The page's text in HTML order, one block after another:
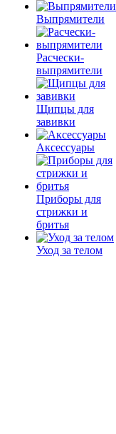
Выпрямители
Расчески-
выпрямители
Щипцы для
завивки
Аксессуары
Приборы для
стрижки и
бритья
Уход за телом